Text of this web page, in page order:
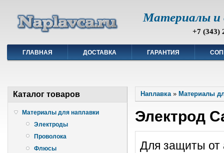
Материалы и
+7 (343)
ГЛАВНАЯ ДОСТАВКА ГАРАНТИЯ
Каталог товаров
Материалы для наплавки
Электроды
Проволока
Флюсы
Наплавка» Материалы
Электрод
Для защиты от